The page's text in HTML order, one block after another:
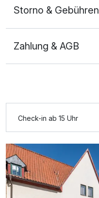
Für 4 Tage
Storno & Gebühren
Zahlung & AGB
Check-in ab 15 Uhr